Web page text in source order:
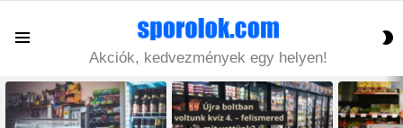
Akciók, kedvezmények egy helyen!
LATEST
STORIES